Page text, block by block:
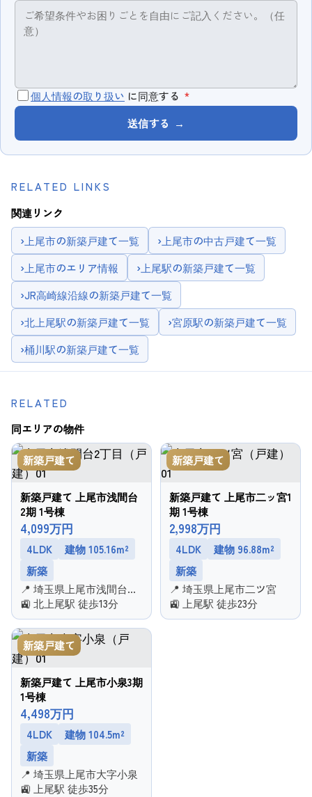
個人情報の取り扱い に同意する *
送信する →
RELATED LINKS
関連リンク
› 上尾市の新築戸建て一覧 › 上尾市の中古戸建て一覧
› 上尾市のエリア情報 › 上尾駅の新築戸建て一覧
›JR高崎線沿線の新築戸建て一覧
›北上尾駅の新築戸建て一覧 ›宮原駅の新築戸建て一覧
›桶川駅の新築戸建て一覧
RELATED
同エリアの物件
新築戸建て
新築戸建て 上尾市浅間台
2期 1号棟
4,099万円
4LDK
建物 105.16m²
新築
📍 埼玉県上尾市浅間台２
丁目
🚉 北上尾駅 徒歩13分
新築戸建て
新築戸建て 上尾市二ッ宮1
期 1号棟
2,998万円
4LDK
建物 96.88m²
新築
📍 埼玉県上尾市二ツ宮
🚉 上尾駅 徒歩23分
新築戸建て
新築戸建て 上尾市小泉3期
1号棟
4,498万円
4LDK
建物 104.5m²
新築
📍 埼玉県上尾市大字小泉
🚉 上尾駅 徒歩35分